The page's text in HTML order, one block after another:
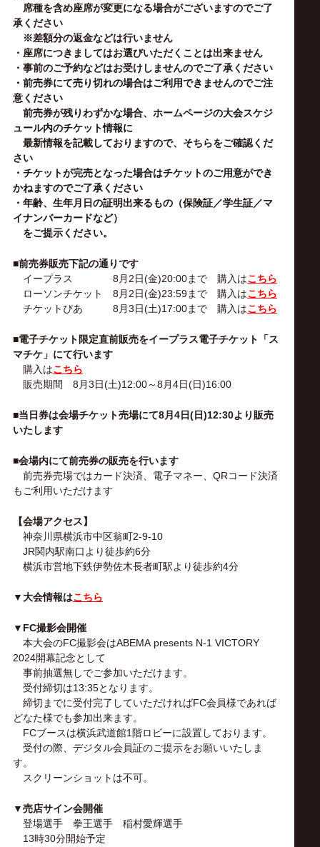
席種を含め座席が変更になる場合がございますのでご了
承ください
※差額分の返金などは行いません
・座席につきましてはお選びいただくことは出来ません
・事前のご予約などはお受けしませんのでご了承ください
・ 前売券にて売り切れの場合はご利用できませんのでご注
意ください
前売券が残りわずかな場合、ホームページの大会スケジ
ュール内のチケット情報に
最新情報を記載しておりますので、そちらをご確認くだ
さい
・チケットが完売となった場合はチケットのご用意ができ
かねますのでご了承ください
・年齢、生年月日の証明出来るもの（保険証／学生証／マ
イナンバーカードなど）
をご提示ください。
■前売券販売下記の通りです
イープラス 8月2日(金)20:00まで 購入はこちら
ローソンチケット 8月2日(金)23:59まで 購入はこちら
チケットぴあ 8月3日(土)17:00まで 購入はこちら
■電子チケット限定直前販売をイープラス電子チケット「ス
マチケ」にて行います
購入はこちら
販売期間 8月3日(土)12:00～8月4日(日)16:00
■当日券は会場チケット売場にて8月4日(日)12:30より販売
いたします
■会場内にて前売券の販売を行います
前売券売場ではカード決済、電子マネー、QRコード決済
もご利用いただけます
【会場アクセス】
神奈川県横浜市中区翁町2-9-10
JR関内駅南口より徒歩約6分
横浜市営地下鉄伊勢佐木長者町駅より徒歩約4分
▼大会情報はこちら
▼FC撮影会開催
本大会のFC撮影会はABEMA presents N-1 VICTORY
2024開幕記念として
事前抽選無しでご参加いただけます。
受付締切は13:35となります。
締切までに受付完了していただければFC会員様であれば
どなた様でも参加出来ます。
FCブースは横浜武道館1階ロビーに設置しております。
受付の際、デジタル会員証のご提示をお願いいたしま
す。
スクリーンショットは不可。
▼売店サイン会開催
登場選手 拳王選手 稲村愛輝選手
13時30分開始予定